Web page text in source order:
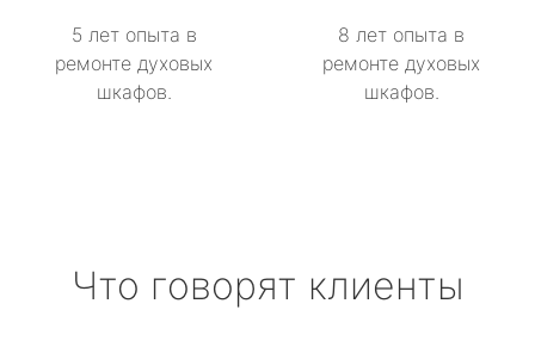
5 лет опыта в
ремонте духовых
шкафов.
8 лет опыта в
ремонте духовых
шкафов.
Что говорят клиенты